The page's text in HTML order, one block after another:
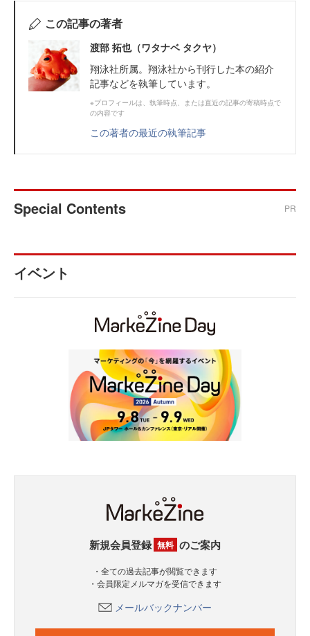
この記事の著者
渡部 拓也（ワタナベ タクヤ）
翔泳社所属。翔泳社から刊行した本の紹介
記事などを執筆しています。
※プロフィールは、執筆時点、または直近の記事の寄稿時点で
の内容です
この著者の最近の執筆記事
Special Contents PR
イベント
新規会員登録 無料 のご案内
・全ての過去記事が閲覧できます
・会員限定メルマガを受信できます
メールバックナンバー